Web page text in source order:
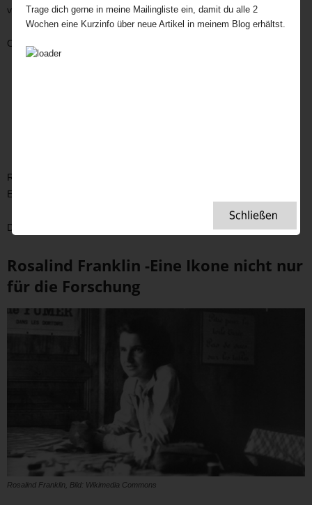
verändert.
Ohne dieses Wissen gäbe es heute keine:
Rosalind Franklins Arbeit bildet einen zentralen Baustein all dieser
Entwicklungen.
Doch ihr Vermächtnis geht über die Wissenschaft hinaus.
Rosalind Franklin -Eine Ikone nicht nur
für die Forschung
Rosalind Franklin, Bild: Wikimedia Commons
Trage dich gerne in meine Mailingliste ein, damit du alle 2
Wochen eine Kurzinfo über neue Artikel in meinem Blog erhältst.